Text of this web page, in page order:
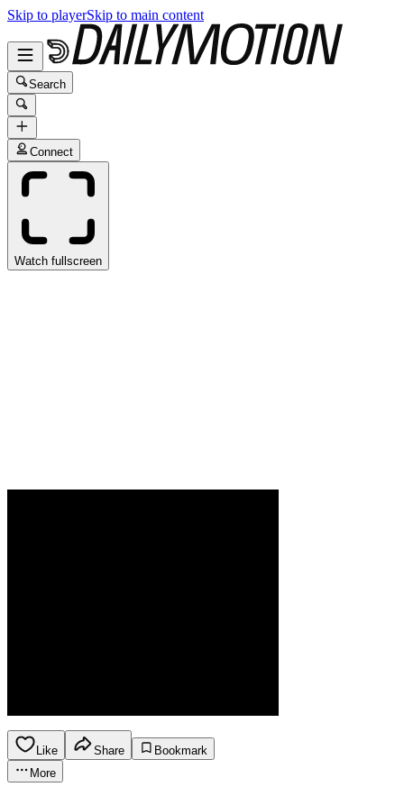
Skip to playerSkip to main content
Search
Connect
Watch fullscreen
Like Share
Bookmark
More